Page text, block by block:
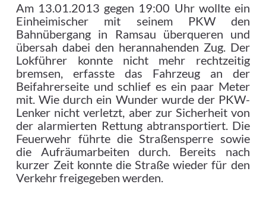
Am 13.01.2013 gegen 19:00 Uhr wollte ein
Einheimischer mit seinem PKW den
Bahnübergang in Ramsau überqueren und
übersah dabei den herannahenden Zug. Der
Lokführer konnte nicht mehr rechtzeitig
bremsen, erfasste das Fahrzeug an der
Beifahrerseite und schlief es ein paar Meter
mit. Wie durch ein Wunder wurde der PKW-
Lenker nicht verletzt, aber zur Sicherheit von
der alarmierten Rettung abtransportiert. Die
Feuerwehr führte die Straßensperre sowie
die Aufräumarbeiten durch. Bereits nach
kurzer Zeit konnte die Straße wieder für den
Verkehr freigegeben werden.